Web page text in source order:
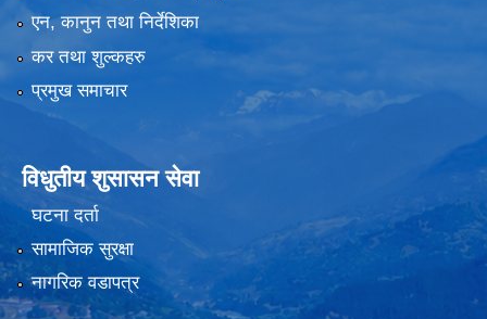
एन, कानुन तथा निर्देशिका
कर तथा शुल्कहरु
प्रमुख समाचार
विधुतीय शुसासन सेवा
घटना दर्ता
सामाजिक सुरक्षा
नागरिक वडापत्र